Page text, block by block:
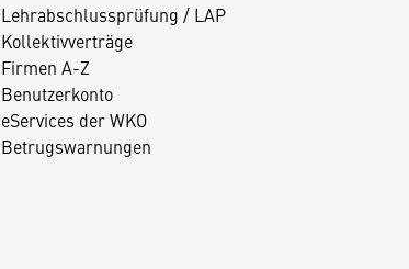
Lehrabschlussprüfung / LAP
Kollektivverträge
Firmen A-Z
Benutzerkonto
eServices der WKO
Betrugswarnungen